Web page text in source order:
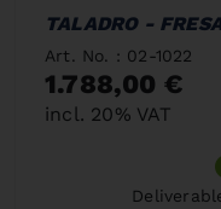
TALADRO -
Art. No. : 02-1022
1.788,00 €
incl. 20% VAT